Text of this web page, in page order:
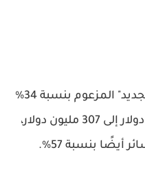
ونمت عائدات هذا "المصرف الجديد" المزعوم بنسبة 34%
في عام 2020، من 229 مليون دولار إلى 307 مليون دولار،
أيضًا بنسبة 57%.